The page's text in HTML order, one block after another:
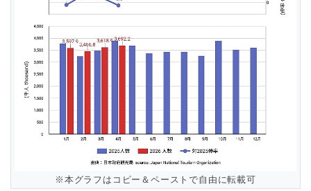
※本グラフはコピー＆ペーストで自由に転載可